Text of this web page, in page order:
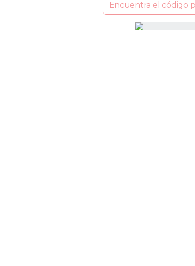
Encuentra el código